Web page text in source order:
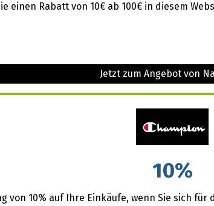
einen Rabatt von 10€ ab 100€ in diesem
Jetzt zum Angebot von
10%
von 10% auf Ihre Einkäufe, wenn Sie sich für